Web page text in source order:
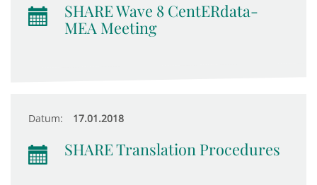
SHARE Wave 8 CentERdata-
MEA Meeting
Datum: 17.01.2018
SHARE Translation Procedures